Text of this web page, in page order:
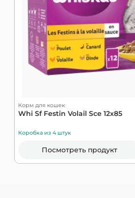
Корм для кошек
Whi Sf Festin Volail Sce 12x85
Коробка из 4 штук
Посмотреть продукт